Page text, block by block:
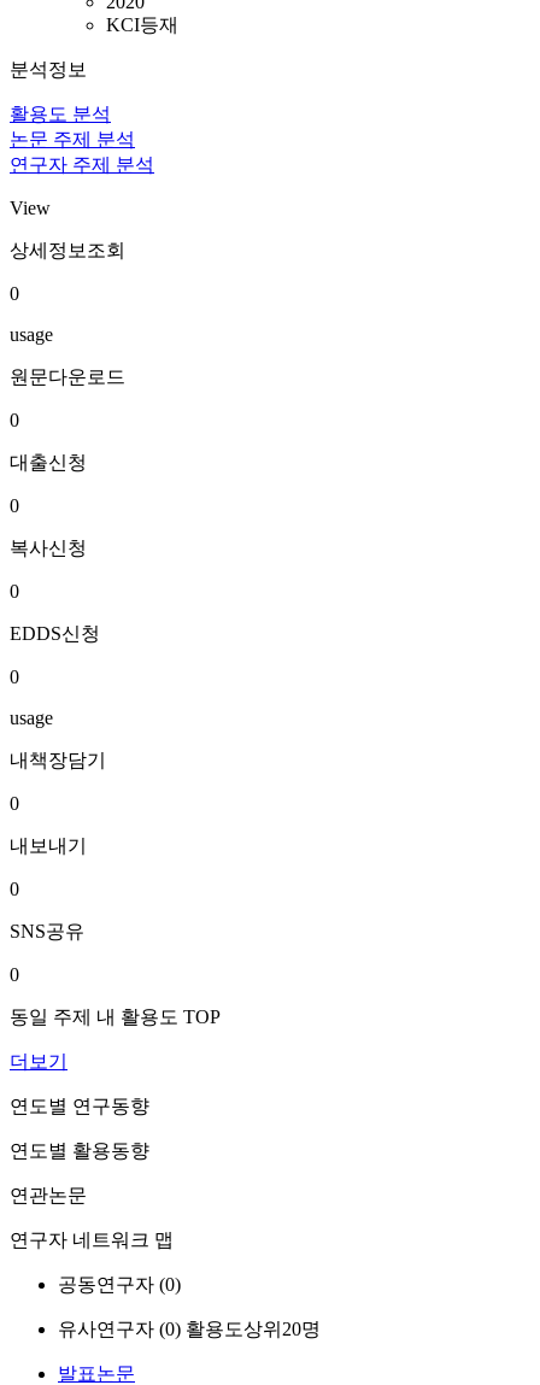
KCI등재
분석정보
활용도 분석
논문 주제 분석
연구자 주제 분석
View
상세정보조회
0
usage
원문다운로드
0
대출신청
0
복사신청
0
EDDS신청
0
usage
내책장담기
0
내보내기
0
SNS공유
0
동일 주제 내 활용도 TOP
더보기
연도별 연구동향
연도별 활용동향
연관논문
연구자 네트워크 맵
공동연구자 (0)
유사연구자 (0) 활용도상위20명
발표논문